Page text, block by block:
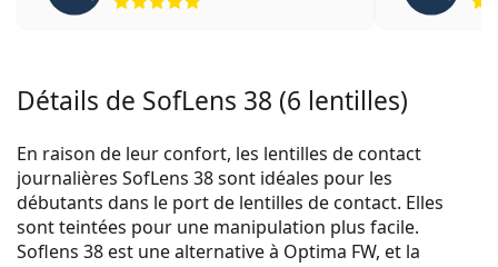
Détails de SofLens 38 (6 lentilles)
En raison de leur confort, les lentilles de contact
journalières SofLens 38 sont idéales pour les
débutants dans le port de lentilles de contact. Elles
sont teintées pour une manipulation plus facile.
Soflens 38 est une alternative à Optima FW, et la